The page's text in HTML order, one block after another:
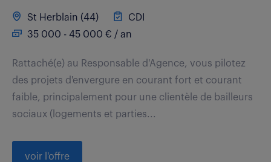
St Herblain (44)
CDI
35 000 - 45 000 € / an
Rattaché(e) au Responsable d'Agence, vous pilotez
des projets d'envergure en courant fort et courant
faible, principalement pour une clientèle de bailleurs
sociaux (logements et parties...
voir l'offre